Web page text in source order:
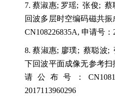
7.蔡淑惠; 罗瑶; 张俊; 蔡
回波多层时空编码磁共振
CN108226835A, 申请号：
8.蔡淑惠; 廖璞; 蔡聪波;
下回波平面成像无参考
请公布号：
2017113960296